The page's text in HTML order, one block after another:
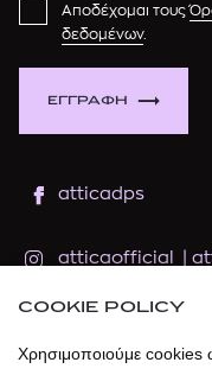
ΕΓΓΡΑΦΗ
Αποδέχομαι τους
δεδομένων.
atticadps
atticaofficial
COOKIE POLICY
Χρησιμοποιούμε cookies